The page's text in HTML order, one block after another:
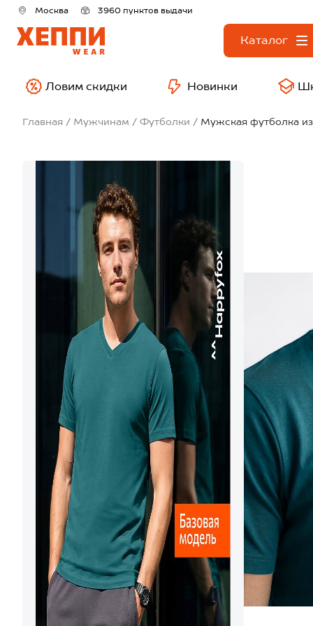
Москва 3960 пунктов выдачи
Каталог
Ловим скидки Новинки
Главная Мужчинам Футболки Мужская футболка